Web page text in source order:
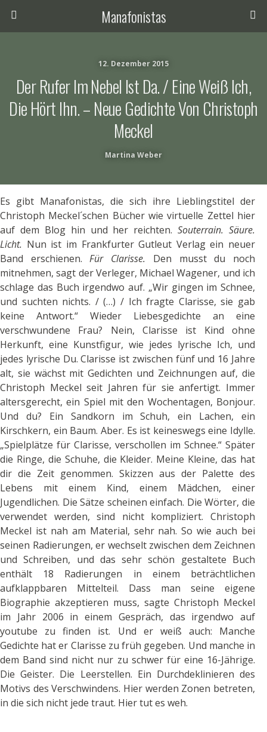
Manafonistas
12. Dezember 2015
Der Rufer Im Nebel Ist Da. / Eine Weiß Ich,
Die Hört Ihn. – Neue Gedichte Von Christoph
Meckel
Martina Weber
Es gibt Manafonistas, die sich ihre Lieblingstitel der
Christoph Meckel´schen Bücher wie virtuelle Zettel hier
auf dem Blog hin und her reichten.Souterrain. Säure.
Licht. Nun ist im Frankfurter Gutleut Verlag ein neuer
Band erschienen.Für Clarisse. Den musst du noch
mitnehmen, sagt der Verleger, Michael Wagener, und ich
schlage das Buch irgendwo auf. „Wir gingen im Schnee,
und suchten nichts. / (…) / Ich fragte Clarisse, sie gab
keine Antwort.“ Wieder Liebesgedichte an eine
verschwundene Frau? Nein, Clarisse ist Kind ohne
Herkunft, eine Kunstfigur, wie jedes lyrische Ich, und
jedes lyrische Du. Clarisse ist zwischen fünf und 16 Jahre
alt, sie wächst mit Gedichten und Zeichnungen auf, die
Christoph Meckel seit Jahren für sie anfertigt. Immer
altersgerecht, ein Spiel mit den Wochentagen, Bonjour.
Und du? Ein Sandkorn im Schuh, ein Lachen, ein
Kirschkern, ein Baum. Aber. Es ist keineswegs eine Idylle.
„Spielplätze für Clarisse, verschollen im Schnee.“ Später
die Ringe, die Schuhe, die Kleider. Meine Kleine, das hat
dir die Zeit genommen. Skizzen aus der Palette des
Lebens mit einem Kind, einem Mädchen, einer
Jugendlichen. Die Sätze scheinen einfach. Die Wörter, die
verwendet werden, sind nicht kompliziert. Christoph
Meckel ist nah am Material, sehr nah. So wie auch bei
seinen Radierungen, er wechselt zwischen dem Zeichnen
und Schreiben, und das sehr schön gestaltete Buch
enthält 18 Radierungen in einem beträchtlichen
aufklappbaren Mittelteil. Dass man seine eigene
Biographie akzeptieren muss, sagte Christoph Meckel
im Jahr 2006 in einem Gespräch, das irgendwo auf
youtube zu finden ist. Und er weiß auch: Manche
Gedichte hat er Clarisse zu früh gegeben. Und manche in
dem Band sind nicht nur zu schwer für eine 16-Jährige.
Die Geister. Die Leerstellen. Ein Durchdeklinieren des
Motivs des Verschwindens. Hier werden Zonen betreten,
in die sich nicht jede traut. Hier tut es weh.